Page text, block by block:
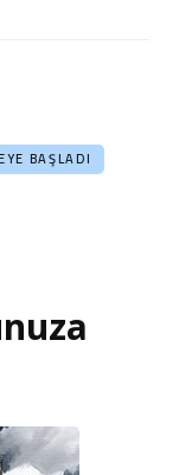
BAŞLADI